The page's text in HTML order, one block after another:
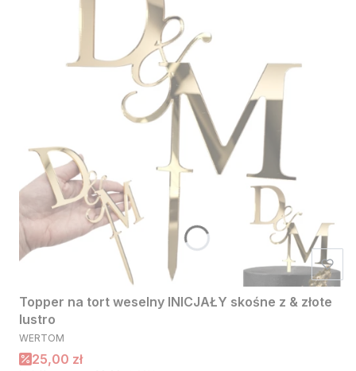
Topper na tort weselny INICJAŁY skośne z & złote
lustro
PRODUCENT
WERTOM
Cena promocyjna
25,00 zł